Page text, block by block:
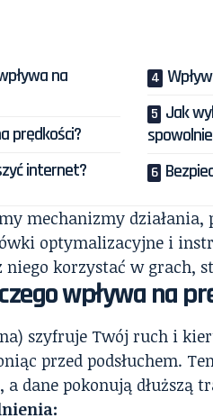
na
prędkości?
internet?
Jak
mechanizmy działania,
optymalizacyjne i
niego korzystać w grach,
wpływa na
szyfruje Twój ruch i
przed podsłuchem.
a dane pokonują dłuższą